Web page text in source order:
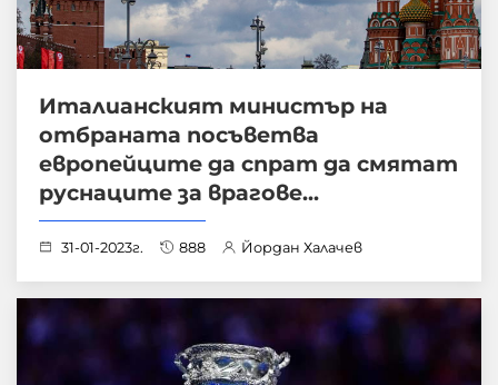
Италианският министър на
отбраната посъветва
европейците да спрат да смятат
руснаците за врагове...
31-01-2023г. 888 Йордан Халачев